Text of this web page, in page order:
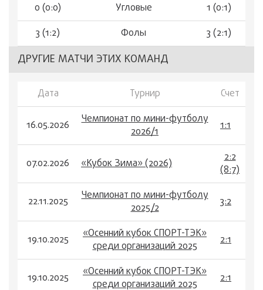
0 (0:0)
Угловые
1 (0:1)
3 (1:2)
Фолы 3 (2:1)
ДРУГИЕ МАТЧИ ЭТИХ КОМАНД
Дата Турнир Счет
16.05.2026
Чемпионат по мини-футболу
2026/1
1:1
07.02.2026 «Кубок Зима» (2026)
2:2
(8:7)
22.11.2025
Чемпионат по мини-футболу
2025/2
3:2
19.10.2025
«Осенний кубок СПОРТ-ТЭК»
среди организаций 2025
2:1
19.10.2025
«Осенний кубок СПОРТ-ТЭК»
среди организаций 2025
2:1